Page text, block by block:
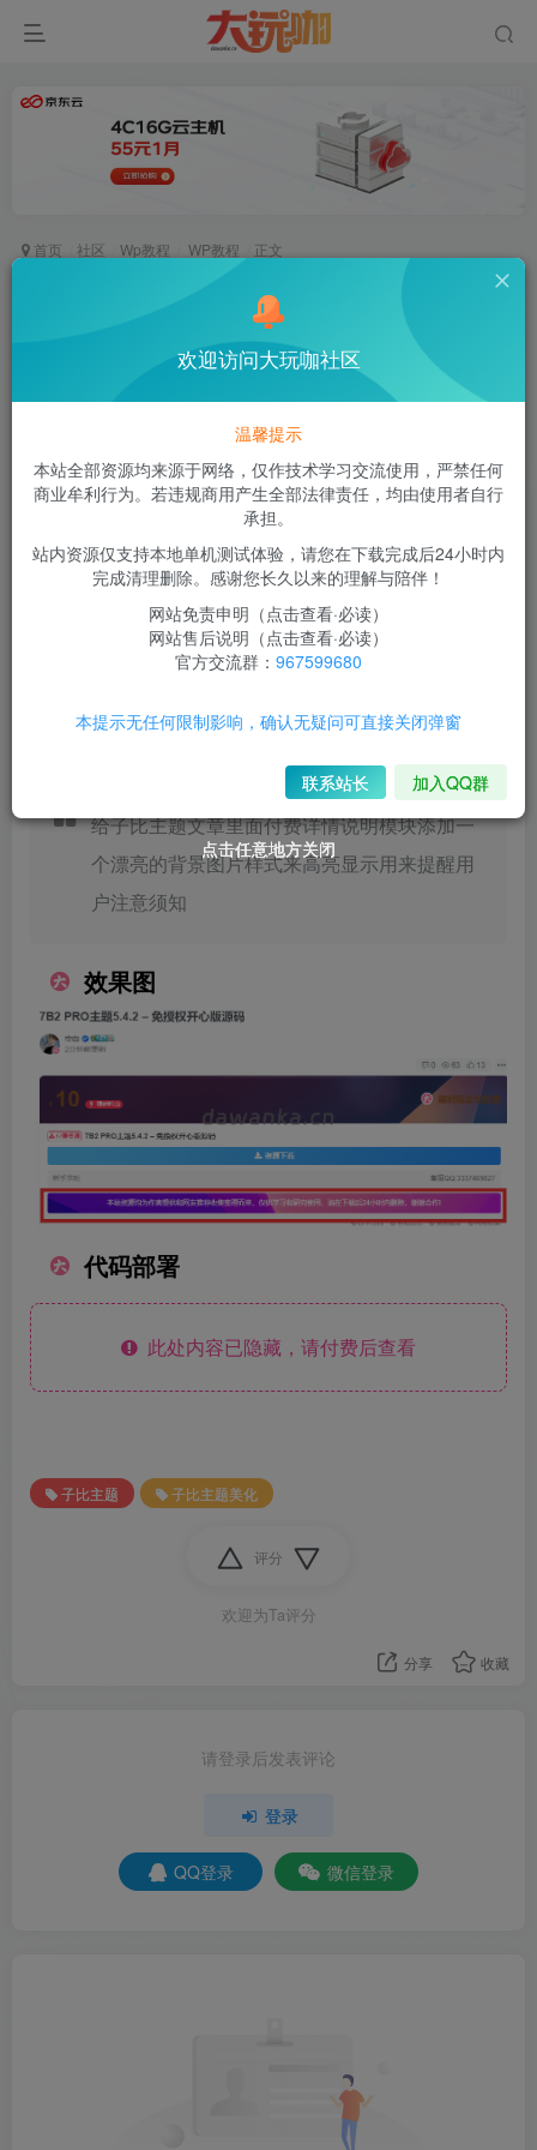
首页 社区 Wp教程 WP教程 正文
子比主题 – 付费详情说明模块美化
72次阅读
付费阅读
￥6.6
3 3
登录购买
此内容为付费阅读，请付费后查看
给子比主题文章里面付费详情说明模块添加一
个漂亮的背景图片样式来高亮显示用来提醒用
户注意须知
效果图
代码部署
此处内容已隐藏，请付费后查看
子比主题 子比主题美化
评分
欢迎为Ta评分
分享 收藏
请登录后发表评论
登录
QQ登录 微信登录
点击任意地方关闭
点击任意地方关闭
点击任意地方关闭
欢迎访问大玩咖社区
温馨提示
本站全部资源均来源于网络，仅作技术学习交流使用，严禁任何
商业牟利行为。若违规商用产生全部法律责任，均由使用者自行
承担。
站内资源仅支持本地单机测试体验，请您在下载完成后24小时内
完成清理删除。感谢您长久以来的理解与陪伴！
网站免责申明（点击查看·必读）
网站售后说明（点击查看·必读）
官方交流群： 967599680
本提示无任何限制影响，确认无疑问可直接关闭弹窗
联系站长 加入QQ群